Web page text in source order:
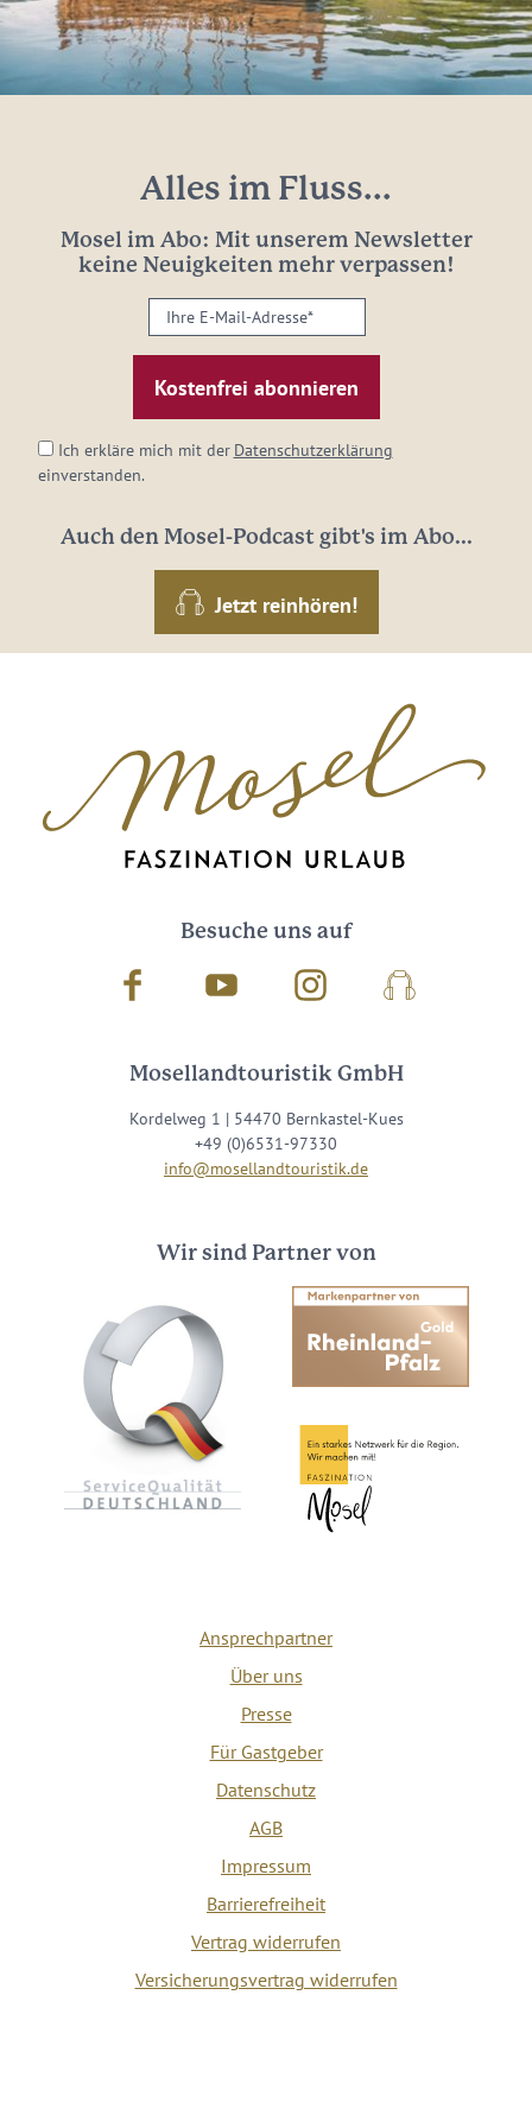
Alles im Fluss...
Mosel im Abo: Mit unserem Newsletter
keine Neuigkeiten mehr verpassen!
Ihre
E-
Mail-
Adresse:
Ich erkläre mich mit der Datenschutzerklärung
einverstanden.
Auch den Mosel-Podcast gibt's im Abo...
Jetzt reinhören!
Besuche uns auf
Facebook Youtube InstagramPodcast
Mosellandtouristik GmbH
Kordelweg 1 | 54470 Bernkastel-Kues
+49 (0)6531-97330
info@mosellandtouristik.de
Wir sind Partner von
Ansprechpartner
Über uns
Presse
Für Gastgeber
Datenschutz
AGB
Impressum
Barrierefreiheit
Vertrag widerrufen
Versicherungsvertrag widerrufen